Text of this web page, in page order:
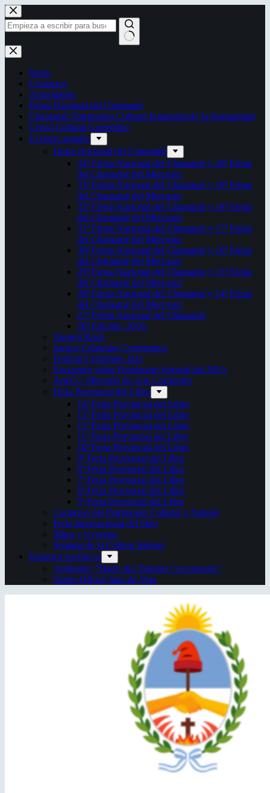
Saltar
al
contenido
Sin
resultados
Inicio
Contactos
Autoridades
Fiesta Nacional del Chamamé
Chamamé: Patrimonio Cultural Inmaterial de la Humanidad
Censo Cultural Correntino
Eventos anuales
Fiesta Nacional del Chamamé
34ª Fiesta Nacional del Chamamé y 20ª Fiesta
del Chamamé del Mercosur
33ª Fiesta Nacional del Chamamé y 19ª Fiesta
del Chamamé del Mercosur
32ª Fiesta Nacional del Chamamé y 18ª Fiesta
del Chamamé del Mercosur
31ª Fiesta Nacional del Chamamé y 17ª Fiesta
del Chamamé del Mercosur
30ª Fiesta Nacional del Chamamé y 16ª Fiesta
del Chamamé del Mercosur
29ª Fiesta Nacional del Chamamé y 15ª Fiesta
del Chamamé del Mercosur
28ª Fiesta Nacional del Chamamé y 14ª Fiesta
del Chamamé del Mercosur
27ª Fiesta Nacional del Chamamé
26ª Edición. 2016.
Taragüi Rock
Juegos Culturales Correntinos
Festival Corrientes Jazz
Encuentro sobre Patrimonio Integral del NEA
ArteCo. Mercado de Arte Corrientes
Feria Provincial del Libro
14ª Feria Provincial del Libro
13ª Feria Provincial del Libro
12ª Feria Provincial del Libro
11ª Feria Provincial del Libro
10ª Feria Provincial del Libro
9ª Feria Provincial del Libro
8ª Feria Provincial del Libro
7ª Feria Provincial del Libro
6ª Feria Provincial del Libro
5ª Feria Provincial del Libro
Congreso del Patrimonio Cultural y Natural
Feria Internacional del libro
Mitos y leyendas
Semana de la Cultura Italiana
Espacios escénicos
Anfiteatro “Mario del Tránsito Cocomarola”
Teatro Oficial Juan de Vera